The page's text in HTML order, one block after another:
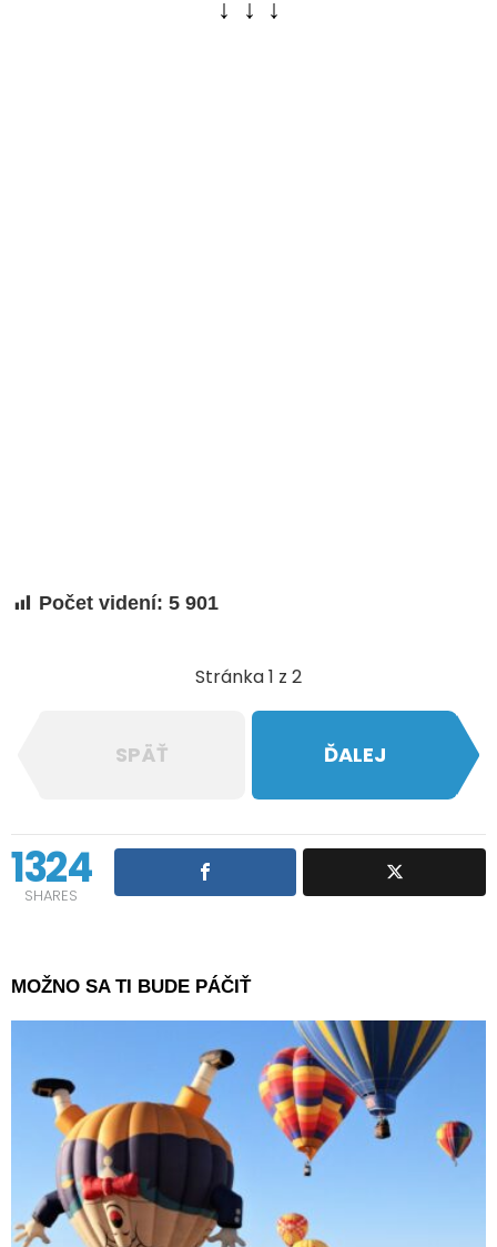
↓ ↓ ↓
Počet videní: 5 901
Stránka 1 z 2
SPÄŤ ĎALEJ
1324
SHARES
MOŽNO SA TI BUDE PÁČIŤ